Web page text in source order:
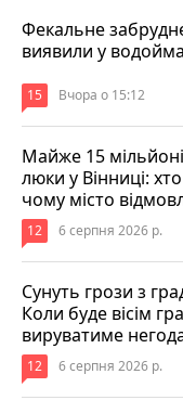
Фекальне
виявили у
15 Вчора о 15:12
Майже 15
люки у Вінниці:
чому місто
12 6 серпня 2026 р.
Сунуть грози з
Коли буде вісім
вируватиме
12 6 серпня 2026 р.